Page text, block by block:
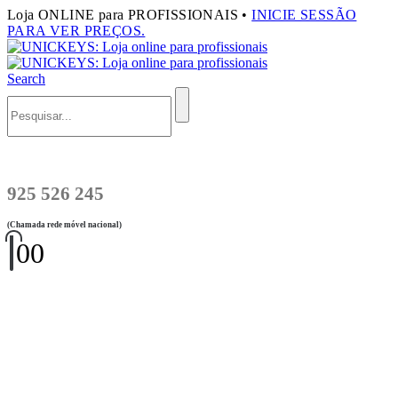
Loja ONLINE para PROFISSIONAIS •INICIE SESSÃO
PARA VER PREÇOS.
Search
925 526 245
(Chamada rede móvel nacional)
00